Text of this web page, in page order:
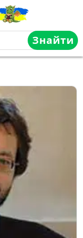
Знайти